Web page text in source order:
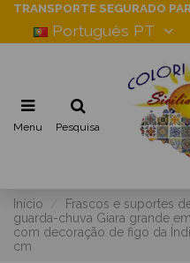
TRANSPORTE SEGURADO
Português PT
Menu Pesquisa
Início Frascos e suportes
guarda-chuva Giara grande
com decoração de figo da
cm